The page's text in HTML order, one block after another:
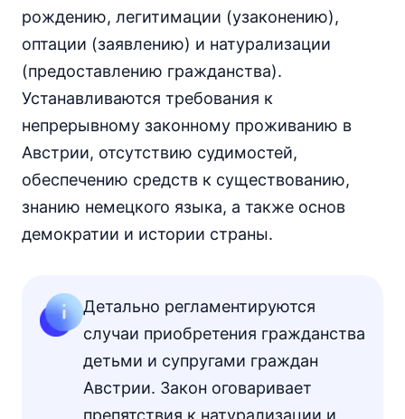
рождению, легитимации (узаконению),
оптации (заявлению) и натурализации
(предоставлению гражданства).
Устанавливаются требования к
непрерывному законному проживанию в
Австрии, отсутствию судимостей,
обеспечению средств к существованию,
знанию немецкого языка, а также основ
демократии и истории страны.
Детально регламентируются
случаи приобретения гражданства
детьми и супругами граждан
Австрии. Закон оговаривает
препятствия к натурализации и